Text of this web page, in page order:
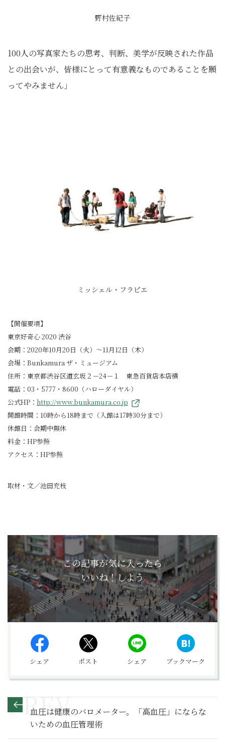
野村佐紀子
100人の写真家たちの思考、判断、美学が反映された作品
との出会いが、皆様にとって有意義なものであることを願
ってやみません」
ミッシェル・フラピエ
【開催要項】
東京好奇心 2020 渋谷
会期：2020年10月20日（火）～11月12日（木）
会場：Bunkamura ザ・ミュージアム
住所：東京都渋谷区道玄坂２－24－１ 東急百貨店本店横
電話：03・5777・8600（ハローダイヤル）
公式HP： http://www.bunkamura.co.jp
開館時間：10時から18時まで（入館は17時30分まで）
休館日：会期中無休
料金：HP参照
アクセス：HP参照
取材・文／池田充枝
この記事が気に入ったら
いいね！しよう
シェア ポスト シェア ブックマーク
血圧は健康のバロメーター。「高血圧」にならな
いための血圧管理術